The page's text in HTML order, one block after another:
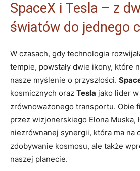
SpaceX i Tesla – z
światów do jednego
W czasach, gdy technologia
tempie, powstały dwie ikony, które
nasze myślenie o przyszłości.
kosmicznych oraz Tesla jako lider
zrównoważonego transportu. Obie
przez wizjonerskiego Elona Muska,
niezrównanej synergii, która ma na
zdobywanie kosmosu, ale także
naszej planecie.